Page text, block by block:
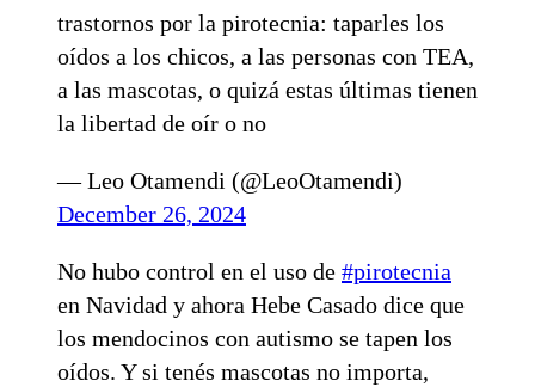
trastornos por la pirotecnia: taparles los
oídos a los chicos, a las personas con TEA,
a las mascotas, o quizá estas últimas tienen
la libertad de oír o no
— Leo Otamendi (@LeoOtamendi)
December 26, 2024
No hubo control en el uso de #pirotecnia
en Navidad y ahora Hebe Casado dice que
los mendocinos con autismo se tapen los
oídos. Y si tenés mascotas no importa,